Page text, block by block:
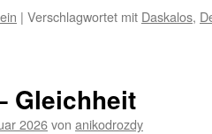
| Verschlagwortet mit Daskalos,
Gleichheit
2026von anikodrozdy